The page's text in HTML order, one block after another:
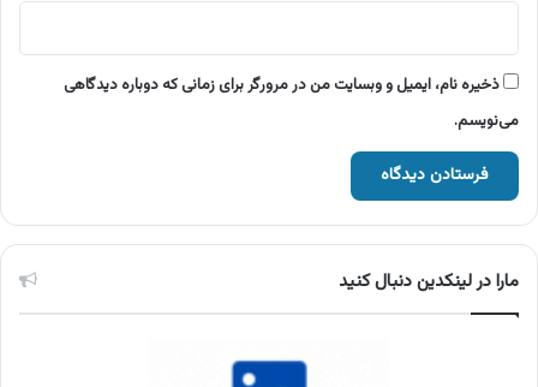
ذخیره نام، ایمیل و وبسایت من در مرورگر برای زمانی که دوباره دیدگاهی
می‌نویسم.
مارا در لینکدین دنبال کنید